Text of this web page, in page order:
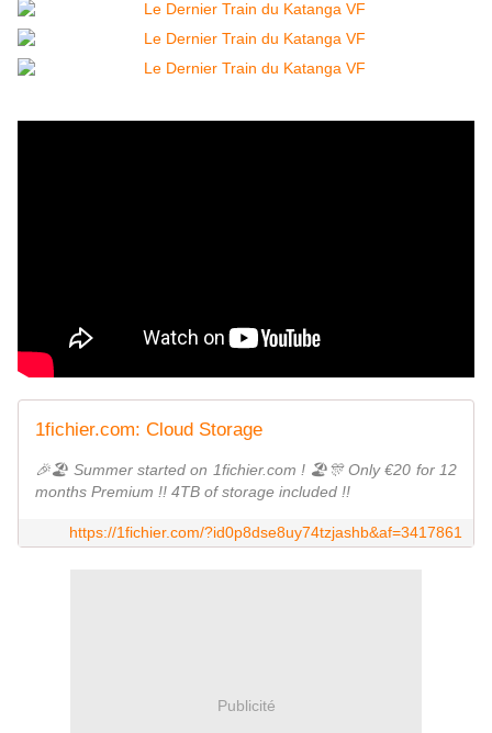
1fichier.com: Cloud Storage
🎉🏖 Summer started on 1fichier.com ! 🏖🎊 Only €20 for 12
months Premium !! 4TB of storage included !!
https://1fichier.com/?id0p8dse8uy74tzjashb&af=3417861
Publicité